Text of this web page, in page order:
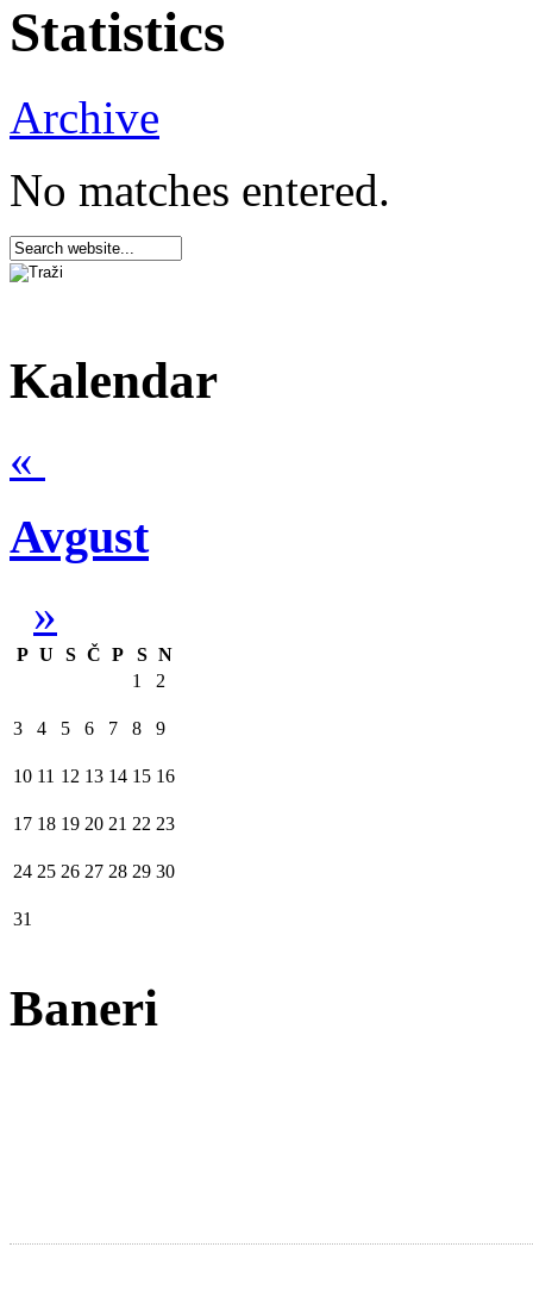
Statistics
Archive
No matches entered.
Kalendar
«
Avgust
»
P U S Č P S N
1
2
3 4 5 6 7 8 9
10 11 12 13 14 15 16
17 18 19 20 21 22 23
24 25 26 27 28 29 30
31
Baneri